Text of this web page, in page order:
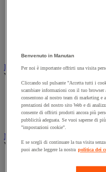
Ingrassaggio e lubrificazione
Vedi tutte le categorie
Anti-aderente
Attrezzi per lubrificazione
Grasso e olio
Lubrificante e sbloccante
Marcatura
Vedi tutte le categorie
Benvenuto in Manutan
Per noi è importante offrirti una visita
Cliccando sul pulsante "Accetta tutti i
scambiare informazioni con il tuo
consentono al nostro team di marketing e
prestazioni del nostro sito Web e di
consente di offrirti prodotti ancora più
pubblicità adeguata. Se vuoi saperne di
"impostazioni cookie".
E se scegli di continuare la tua visita
puoi anche leggere la nostra politica dei